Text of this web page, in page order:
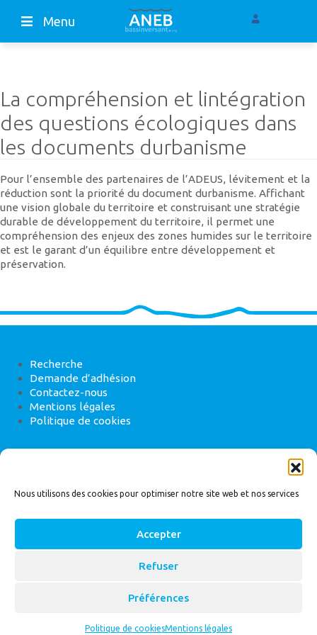
Nous utilisons des cookies pour optimiser notre site web et nos services
Accepter
Refuser
Préférences
Politique de cookiesMentions légales
Menu
La compréhension et lintégration
des questions écologiques dans
les documents durbanisme
Pour l’ensemble des partenaires de l’ADEUS, lévitement et la
réduction sont la priorité du document durbanisme. Affichant
une vision globale du territoire et construisant une stratégie
durable de développement du territoire, il permet une
compréhension des enjeux des zones humides sur le territoire
et est le garant d’un équilibre entre développement et
préservation.
Recherche
Demande d’adhésion
Contactez-nous
Mentions légales
Politique de cookies